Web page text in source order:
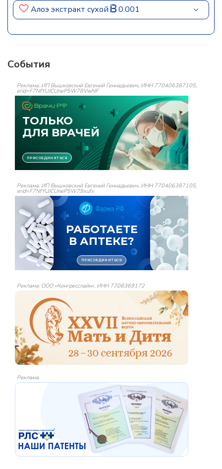
Алоэ экстракт сухой 0.001
События
Реклама: ИП Вышковский Евгений Геннадьевич, ИНН 770406387105,
erid=F7NfYUJCUneP5W78VwNF
Реклама: ИП Вышковский Евгений Геннадьевич, ИНН 770406387105,
erid=F7NfYUJCUneP5W79xufv
Реклама: ООО «Конгресслайн», ИНН 7708369172
Реклама